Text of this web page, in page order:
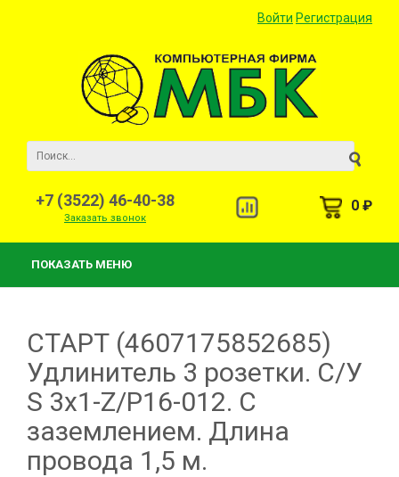
Войти Регистрация
+7 (3522) 46-40-38
Заказать звонок
0 ₽
ПОКАЗАТЬ МЕНЮ
СТАРТ (4607175852685)
Удлинитель 3 розетки. С/У
S 3x1-Z/Р16-012. С
заземлением. Длина
провода 1,5 м.